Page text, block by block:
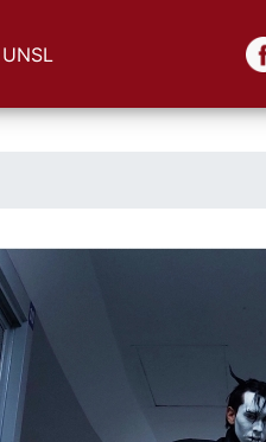
UNSL